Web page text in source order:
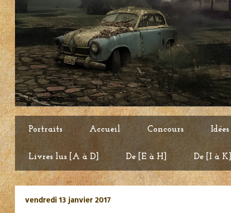
Portraits Accueil Concours
Livres lus [A à D] De [E à H] De [I à K]
vendredi 13 janvier 2017